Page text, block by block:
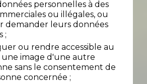
personnelles à des
ou illégales, ou
demander leurs données
;
ou rendre accessible au
image d'une autre
sans le consentement de
concernée ;